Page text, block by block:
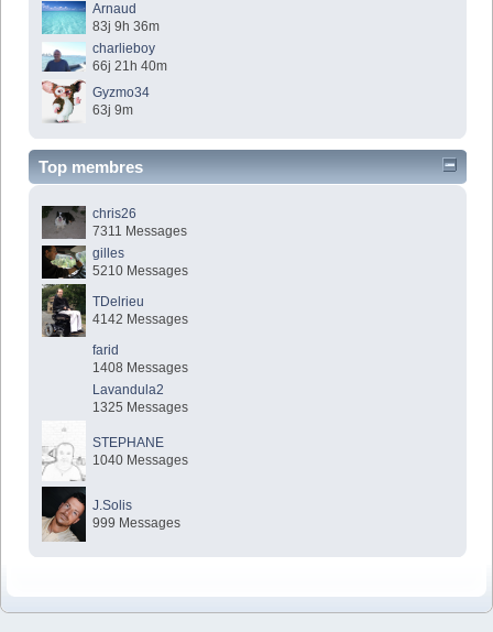
Arnaud
83j 9h 36m
charlieboy
66j 21h 40m
Gyzmo34
63j 9m
Top membres
chris26
7311 Messages
gilles
5210 Messages
TDelrieu
4142 Messages
farid
1408 Messages
Lavandula2
1325 Messages
STEPHANE
1040 Messages
J.Solis
999 Messages